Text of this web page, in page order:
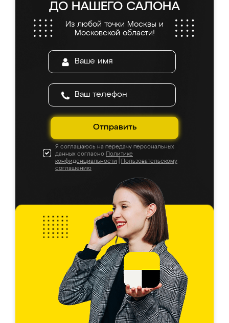
ДО НАШЕГО САЛОНА
Из любой точки Москвы и
Московской области!
Отправить
Я соглашаюсь на передачу персональных
данных согласно Политике
конфиденциальности
Пользовательскому
соглашению